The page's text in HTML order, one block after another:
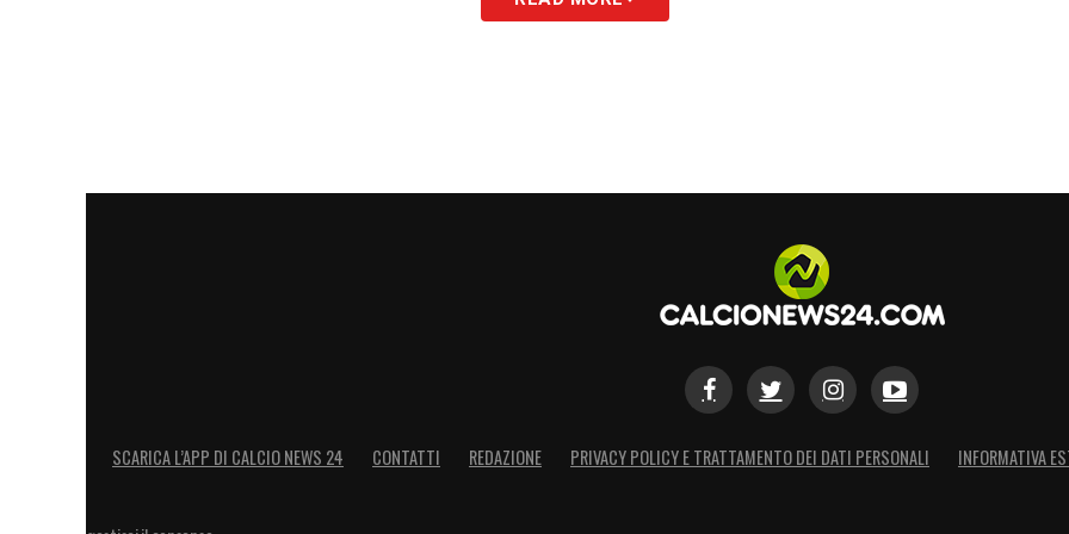
SCARICA L’APP DI CALCIO NEWS 24 CONTATTI REDAZIONE PRIVACY POLICY E TRATTAMENTO DEI DATI PERSONALI INFORMATIVA